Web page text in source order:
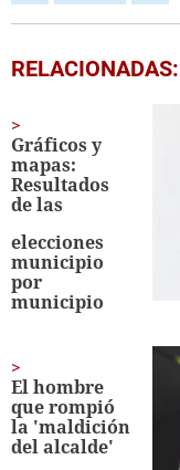
RELACIONADAS:
Gráficos y
mapas:
Resultados
de las
elecciones
municipio
por
municipio
El hombre
que rompió
la 'maldición
del alcalde'